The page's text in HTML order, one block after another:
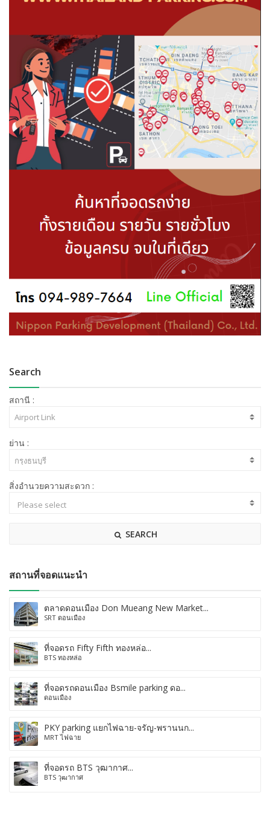
Search
สถานี :
ย่าน :
สิ่งอำนวยความสะดวก :
SEARCH
สถานที่จอดแนะนำ
ตลาดดอนเมือง Don Mueang New Market...
SRT ดอนเมือง
ที่จอดรถ Fifty Fifth ทองหล่อ...
BTS ทองหล่อ
ที่จอดรถดอนเมือง Bsmile parking ดอ...
ดอนเมือง
PKY parking แยกไฟฉาย-จรัญ-พรานนก...
MRT ไฟฉาย
ที่จอดรถ BTS วุฒากาศ...
BTS วุฒากาศ